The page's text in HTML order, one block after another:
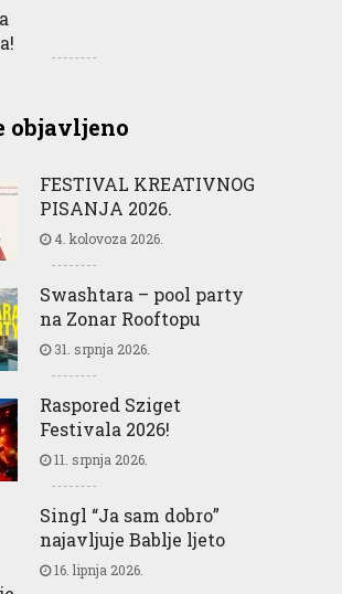
objavljeno
FESTIVAL KREATIVNOG
PISANJA 2026.
4. kolovoza 2026.
Swashtara – pool party
na Zonar Rooftopu
31. srpnja 2026.
Raspored Sziget
Festivala 2026!
11. srpnja 2026.
Singl “Ja sam dobro”
najavljuje Bablje ljeto
16. lipnja 2026.